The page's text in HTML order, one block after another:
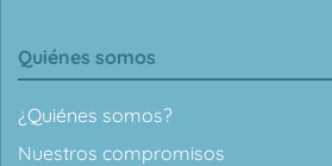
Quiénes somos
¿Quiénes somos?
Nuestros compromisos